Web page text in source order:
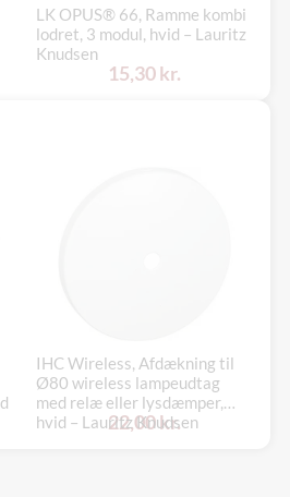
LK OPUS® 66, Ramme kombi
lodret, 3 modul, hvid – Lauritz
Knudsen
15,30 kr.
IHC Wireless, Afdækning til
Ø80 wireless lampeudtag
med relæ eller lysdæmper,
hvid – Lauritz Knudsen
22,00 kr.